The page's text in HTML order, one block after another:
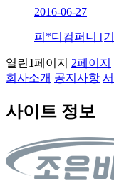
2016-06-27
피*디컴퍼니 [
열린1페이지 2페이지
회사소개 공지사항
사이트 정보